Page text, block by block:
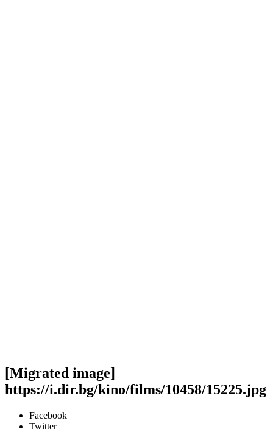
[Migrated image]
https://i.dir.bg/kino/films/10458/15225.jpg
Facebook
Twitter